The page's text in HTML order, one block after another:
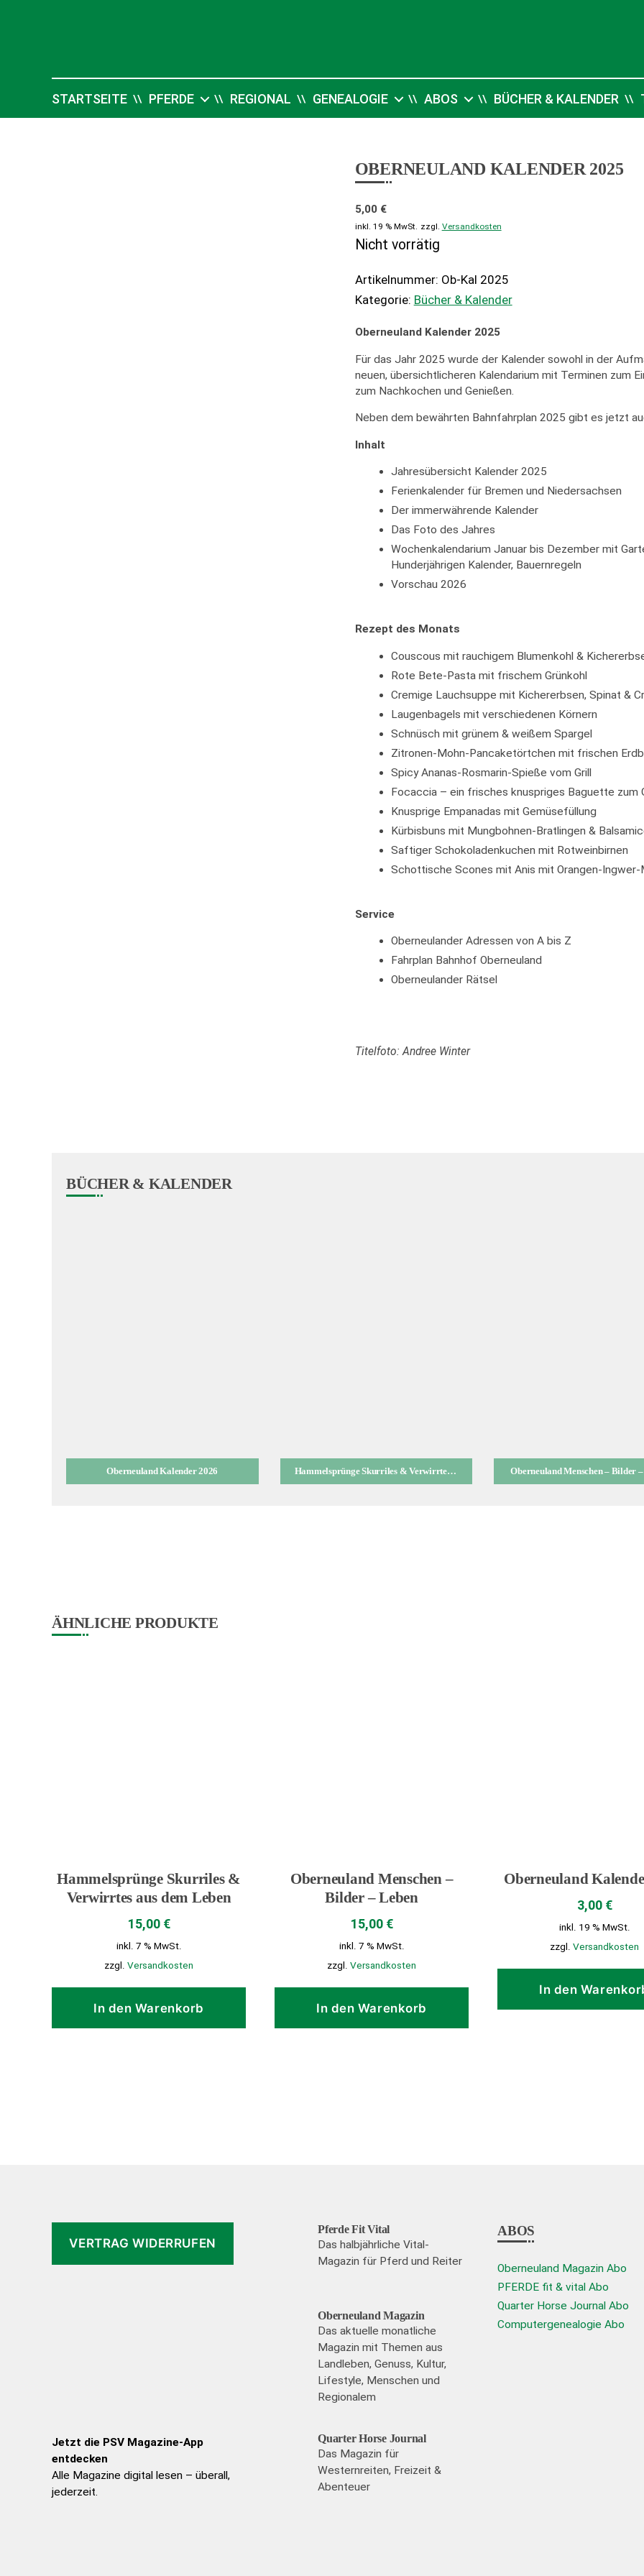
Ehlers
STARTSEITE PFERDE REGIONAL GENEALOGIE ABOS BÜCHER & KALENDER
OBERNEULAND KALENDER 2025
5,00 €
inkl. 19 % MwSt. zzgl. Versandkosten
Nicht vorrätig
Artikelnummer: Ob-Kal 2025
Kategorie: Bücher & Kalender
Oberneuland Kalender 2025
Für das Jahr 2025 wurde der Kalender sowohl in der
neuen, übersichtlicheren Kalendarium mit Terminen zum
zum Nachkochen und Genießen.
Neben dem bewährten Bahnfahrplan 2025 gibt es jetzt
Inhalt
Jahresübersicht Kalender 2025
Ferienkalender für Bremen und Niedersachsen
Der immerwährende Kalender
Das Foto des Jahres
Wochenkalendarium Januar bis Dezember mit
Hunderjährigen Kalender, Bauernregeln
Vorschau 2026
Rezept des Monats
Couscous mit rauchigem Blumenkohl &
Rote Bete-Pasta mit frischem Grünkohl
Cremige Lauchsuppe mit Kichererbsen, Spinat &
Laugenbagels mit verschiedenen Körnern
Schnüsch mit grünem & weißem Spargel
Zitronen-Mohn-Pancaketörtchen mit frischen
Spicy Ananas-Rosmarin-Spieße vom Grill
Focaccia – ein frisches knuspriges Baguette zum
Knusprige Empanadas mit Gemüsefüllung
Kürbisbuns mit Mungbohnen-Bratlingen &
Saftiger Schokoladenkuchen mit Rotweinbirnen
Schottische Scones mit Anis mit Orangen-Ingwer-
Service
Oberneulander Adressen von A bis Z
Fahrplan Bahnhof Oberneuland
Oberneulander Rätsel
Titelfoto: Andree Winter
BÜCHER & KALENDER
Oberneuland Kalender 2026 Hammelsprünge Skurriles & Verwirrtes aus dem Leben Oberneuland Menschen – Bilder
ÄHNLICHE PRODUKTE
Hammelsprünge Skurriles &
Verwirrtes aus dem Leben
15,00 €
inkl. 7 % MwSt.
zzgl. Versandkosten
In den Warenkorb
Oberneuland Menschen –
Bilder – Leben
15,00 €
inkl. 7 % MwSt.
zzgl. Versandkosten
In den Warenkorb
Oberneuland
3,00 €
inkl. 19 % MwSt.
zzgl. Versandkosten
In den
VERTRAG WIDERRUFEN
Jetzt die PSV Magazine-App
entdecken
Alle Magazine digital lesen – überall,
jederzeit.
Pferde Fit Vital
Das halbjährliche Vital-
Magazin für Pferd und Reiter
Oberneuland Magazin
Das aktuelle monatliche
Magazin mit Themen aus
Landleben, Genuss, Kultur,
Lifestyle, Menschen und
Regionalem
Quarter Horse Journal
Das Magazin für
Westernreiten, Freizeit &
Abenteuer
ABOS
Oberneuland Magazin Abo
PFERDE fit & vital Abo
Quarter Horse Journal Abo
Computergenealogie Abo